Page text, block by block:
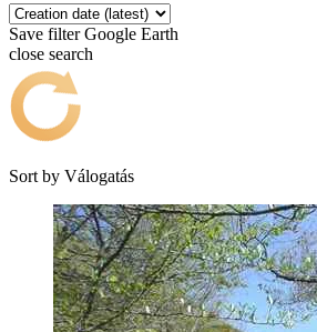
Save filter Google Earth
close search
Sort by Válogatás